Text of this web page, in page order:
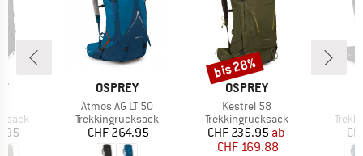
MARKE
OSPREY
Artikel
Atmos AG LT 50
Produktgruppe
Trekkingrucksack
Preis
CHF 264.95
MARKE
OSPREY
Artikel
Kestrel 58
Produktgruppe
Trekkingrucksack
Preis
CHF 235.95reduzierter Preis
ab
CHF 169.88
Rabatt
bis 28%